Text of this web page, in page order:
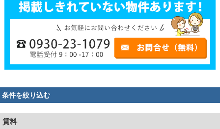
条件を絞り込む
賃料